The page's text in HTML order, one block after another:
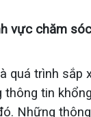
vực chăm
quá trình sắp
tin
Những